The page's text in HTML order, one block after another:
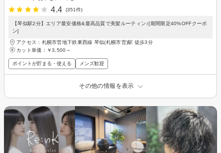
4.4
(351件)
【琴似駅2分】エリア最安価格&最高品質で美髪ルーティン♪[期間限定40%OFFクーポ
ン]
アクセス：札幌市営地下鉄東西線 琴似(札幌市営)駅 徒歩3分
カット単価： ￥3,500～
ポイントが貯まる・使える メンズ歓迎
その他の情報を表示